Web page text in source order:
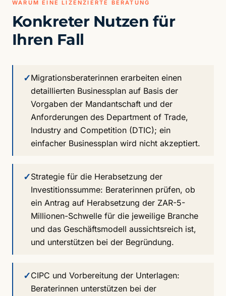
WARUM EINE LIZENZIERTE BERATUNG
Konkreter Nutzen für
Ihren Fall
✓Migrationsberaterinnen erarbeiten einen
detaillierten Businessplan auf Basis der
Vorgaben der Mandantschaft und der
Anforderungen des Department of Trade,
Industry and Competition (DTIC); ein
einfacher Businessplan wird nicht akzeptiert.
✓Strategie für die Herabsetzung der
Investitionssumme: Beraterinnen prüfen, ob
ein Antrag auf Herabsetzung der ZAR-5-
Millionen-Schwelle für die jeweilige Branche
und das Geschäftsmodell aussichtsreich ist,
und unterstützen bei der Begründung.
✓CIPC und Vorbereitung der Unterlagen:
Beraterinnen unterstützen bei der